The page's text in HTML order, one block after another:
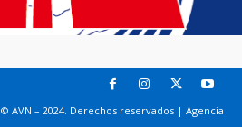
© AVN – 2024. Derechos reservados | Agencia